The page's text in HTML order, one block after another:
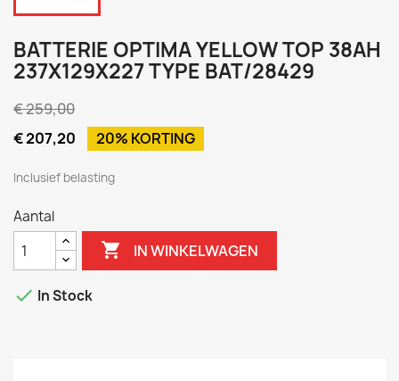
BATTERIE OPTIMA YELLOW TOP 38AH
237X129X227 TYPE BAT/28429
€ 259,00
€ 207,20
20% KORTING
Inclusief belasting
Aantal
 IN WINKELWAGEN
 In Stock